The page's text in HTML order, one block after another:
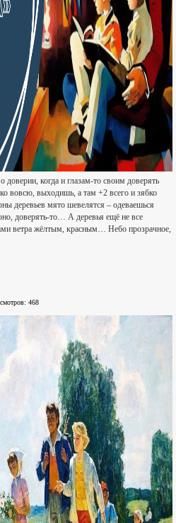
доверии, когда и глазам-то своим доверять
вовсю, выходишь, а там +2 всего и зябко
деревьев мято шевелятся – одеваешься
доверять-то… А деревья ещё не все
ветра жёлтым, красным… Небо прозрачное,
468